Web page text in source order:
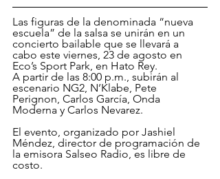
Las figuras de la denominada “nueva
escuela” de la salsa se unirán en un
concierto bailable que se llevará a
cabo este viernes, 23 de agosto en
Eco’s Sport Park, en Hato Rey.
A partir de las 8:00 p.m., subirán al
escenario NG2, N’Klabe, Pete
Perignon, Carlos García, Onda
Moderna y Carlos Nevarez.
El evento, organizado por Jashiel
Méndez, director de programación de
la emisora Salseo Radio, es libre de
costo.